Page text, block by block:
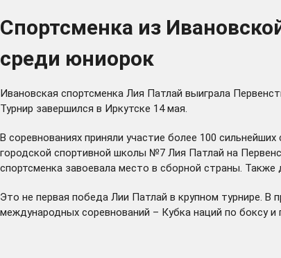
Спортсменка из
среди юниорок
Ивановская спортсменка Лия Патлай выиграла
Турнир завершился в Иркутске 14 мая.
В соревнованиях приняли участие более 100
городской спортивной школы №7 Лия Патлай на
спортсменка завоевала место в сборной страны.
Это не первая победа Лии Патлай в крупном турнире. В
международных соревнований – Кубка наций по боксу и